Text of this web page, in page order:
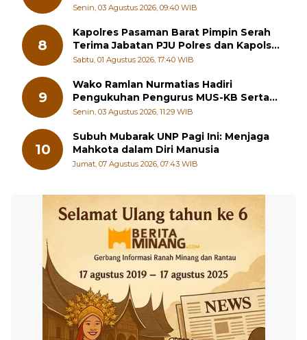
Senin, 03 Agustus 2026, 09:40 WIB
8
Kapolres Pasaman Barat Pimpin Serah
Terima Jabatan PJU Polres dan Kapolsek
Sungai Beremas
Sabtu, 01 Agustus 2026, 17:40 WIB
9
Wako Ramlan Nurmatias Hadiri
Pengukuhan Pengurus MUS-KB Serta
LMKB Periode 2026-2031,
Senin, 03 Agustus 2026, 11:29 WIB
10
Subuh Mubarak UNP Pagi Ini: Menjaga
Mahkota dalam Diri Manusia
Jumat, 07 Agustus 2026, 07:43 WIB